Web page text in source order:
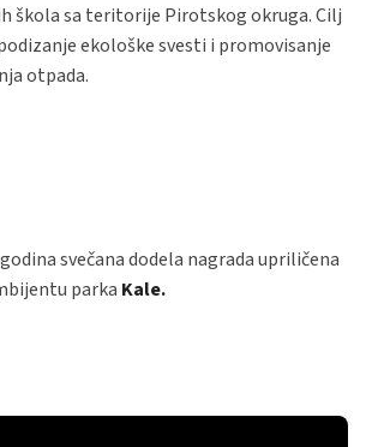
škola sa teritorije Pirotskog okruga. Cilj
ekološke svesti i promovisanje
otpada.
svečana dodela nagrada upriličena
parka Kale.